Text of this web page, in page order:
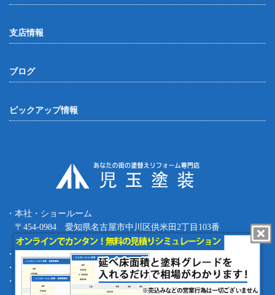
支店情報
ブログ
ピックアップ情報
・本社・ショールーム
〒454-0984 愛知県名古屋市中川区供米田2丁目103番
Tel.052-387-8427 Fax.052-387-8497
・四日市支店 〒512-0911 三重県四日市市生桑町270-36
・緑支店 〒458-0801 愛知県名古屋市緑区鳴海町根古屋1-16
・工事部 〒455-0873 愛知県名古屋市港区春田野1丁目1709番地